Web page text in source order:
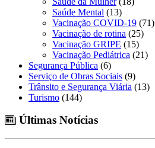
Saúde Mental (13)
Vacinação COVID-19 (71)
Vacinação de rotina (25)
Vacinação GRIPE (15)
Vacinação Pediátrica (21)
Segurança Pública (6)
Serviço de Obras Sociais (9)
Trânsito e Segurança Viária (13)
Turismo (144)
Últimas Notícias